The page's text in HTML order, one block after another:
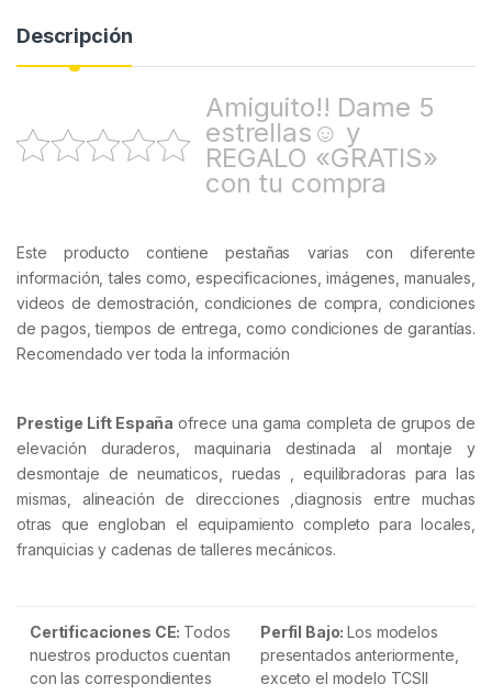
Descripción
Amiguito!! Dame 5
estrellas☺ y
REGALO «GRATIS»
con tu compra
Este producto contiene pestañas varias con diferente
información, tales como, especificaciones, imágenes, manuales,
videos de demostración, condiciones de compra, condiciones
de pagos, tiempos de entrega, como condiciones de garantías.
Recomendado ver toda la información
Prestige Lift España ofrece una gama completa de grupos de
elevación duraderos, maquinaria destinada al montaje y
desmontaje de neumaticos, ruedas , equilibradoras para las
mismas, alineación de direcciones ,diagnosis entre muchas
otras que engloban el equipamiento completo para locales,
franquicias y cadenas de talleres mecánicos.
Certificaciones CE: Todos
nuestros productos cuentan
con las correspondientes
Perfil Bajo: Los modelos
presentados anteriormente,
exceto el modelo TCSII